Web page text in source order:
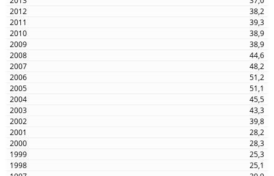
38,2
39,3
38,9
38,9
44,6
48,2
51,2
51,1
45,5
43,3
39,8
28,2
28,3
25,3
25,1